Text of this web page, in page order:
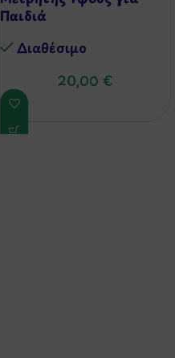
Παιδιά
Διαθέσιμo
20,00 €